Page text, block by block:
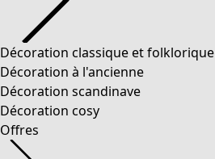
Décoration classique et folklorique
Décoration à l'ancienne
Décoration scandinave
Décoration cosy
Offres